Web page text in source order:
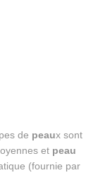
de peaux sont
et peau
(fournie par